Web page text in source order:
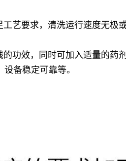
要求，清洗运行速度无极
效，同时可加入适量的药
备稳定可靠等。